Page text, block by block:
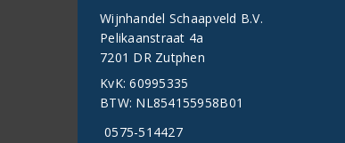
Wijnhandel Schaapveld B.V.
Pelikaanstraat 4a
7201 DR Zutphen
KvK: 60995335
BTW: NL854155958B01
0575-514427